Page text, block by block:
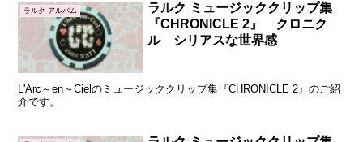
ラルク アルバム
ラルク ミュージッククリップ集
『CHRONICLE 2』 クロニク
ル シリアスな世界感
L'Arc～en～Cielのミュージッククリップ集『CHRONICLE 2』のご紹
介です。